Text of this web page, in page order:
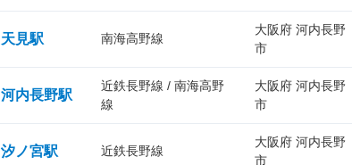
天見駅 南海高野線
大阪府 河内長野
市
河内長野駅
近鉄長野線 / 南海高野
線
大阪府 河内長野
市
汐ノ宮駅 近鉄長野線
大阪府 河内長野
市